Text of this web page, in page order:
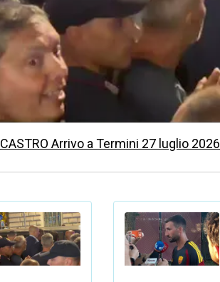
CASTRO Arrivo a Termini 27 luglio 2026